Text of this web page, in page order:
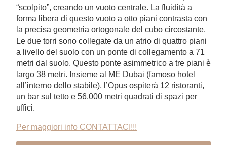
“scolpito”, creando un vuoto centrale. La fluidità a
forma libera di questo vuoto a otto piani contrasta con
la precisa geometria ortogonale del cubo circostante.
Le due torri sono collegate da un atrio di quattro piani
a livello del suolo con un ponte di collegamento a 71
metri dal suolo. Questo ponte asimmetrico a tre piani è
largo 38 metri. Insieme al ME Dubai (famoso hotel
all’interno dello stabile), l’Opus ospiterà 12 ristoranti,
un bar sul tetto e 56.000 metri quadrati di spazi per
uffici.
Per maggiori info CONTATTACI!!!